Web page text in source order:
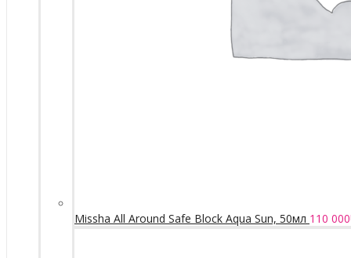
Missha All Around Safe Block Aqua Sun, 50мл 110 000